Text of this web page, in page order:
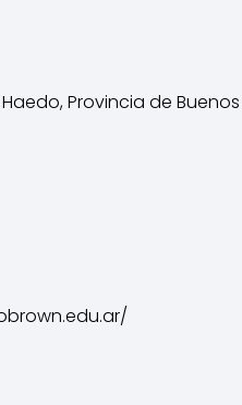
Haedo, Provincia de Buenos